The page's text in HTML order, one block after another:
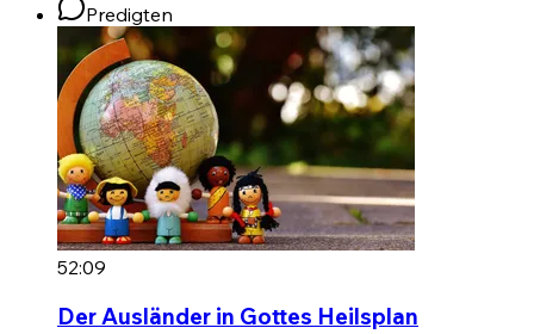
Predigten
52:09
Der Ausländer in Gottes Heilsplan